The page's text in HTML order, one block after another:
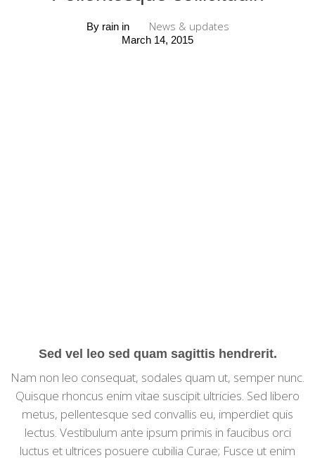
By rainin News & updates
March 14, 2015
Sed vel leo sed quam sagittis hendrerit.
Nam non leo consequat, sodales quam ut, semper nunc.
Quisque rhoncus enim vitae suscipit ultricies. Sed libero
metus, pellentesque sed convallis eu, imperdiet quis
lectus. Vestibulum ante ipsum primis in faucibus orci
luctus et ultrices posuere cubilia Curae; Fusce ut enim